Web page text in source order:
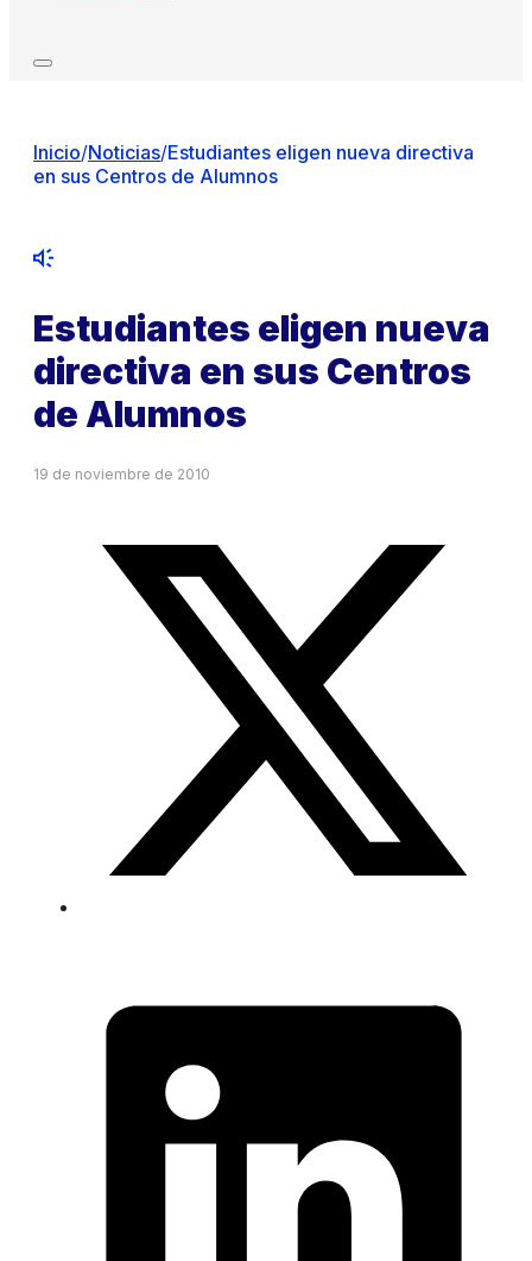
Inicio/Noticias/Estudiantes eligen nueva directiva
en sus Centros de Alumnos
Estudiantes eligen nueva
directiva en sus Centros
de Alumnos
19 de noviembre de 2010